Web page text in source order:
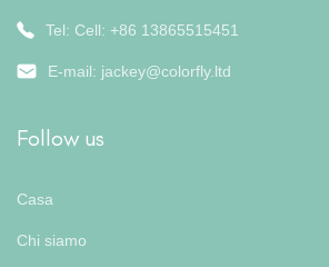
Tel: Cell: +86 13865515451
E-mail: jackey@colorfly.ltd
Follow us
Casa
Chi siamo